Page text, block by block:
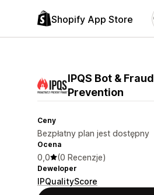
Shopify App Store
IPQS Bot & Fraud
Prevention
Ceny
Bezpłatny plan jest dostępny
Ocena
0,0 (0 Recenzje)
Deweloper
IPQualityScore